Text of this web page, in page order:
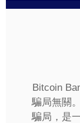
Bitcoin
騙局無關
騙局，是